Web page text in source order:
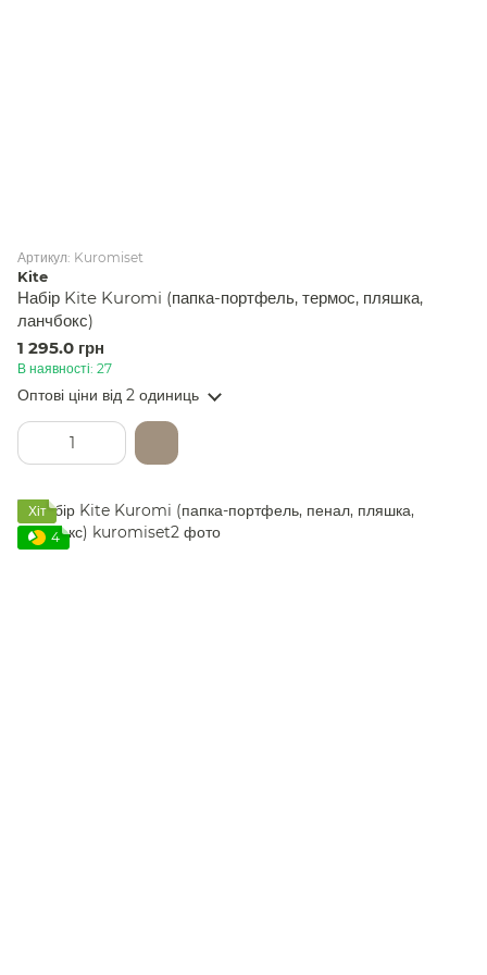
Артикул: Kuromiset
Kite
Набір Kite Kuromi (папка-портфель, термос, пляшка,
ланчбокс)
1 295.0 грн
В наявності: 27
Оптові ціни від 2 одиниць
Хіт
4